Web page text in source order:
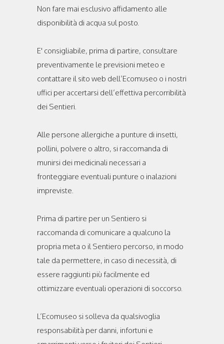
Non fare mai esclusivo affidamento alle
disponibilità di acqua sul posto.
E' consigliabile, prima di partire, consultare
preventivamente le previsioni meteo e
contattare il sito web dell’Ecomuseo o i nostri
uffici per accertarsi dell’effettiva percorribilità
dei Sentieri.
Alle persone allergiche a punture di insetti,
pollini, polvere o altro, si raccomanda di
munirsi dei medicinali necessari a
fronteggiare eventuali punture o inalazioni
impreviste.
Prima di partire per un Sentiero si
raccomanda di comunicare a qualcuno la
propria meta o il Sentiero percorso, in modo
tale da permettere, in caso di necessità, di
essere raggiunti più facilmente ed
ottimizzare eventuali operazioni di soccorso.
L’Ecomuseo si solleva da qualsivoglia
responsabilità per danni, infortuni e